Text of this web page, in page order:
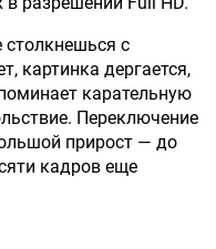
столкнешься с
картинка дергается,
карательную
Переключение
прирост — до
кадров еще